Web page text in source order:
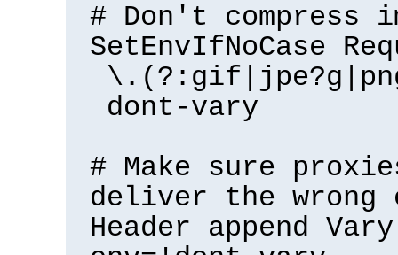
# Don't compress
SetEnvIfNoCase
dont-vary
# Make sure
deliver the wrong
Header append